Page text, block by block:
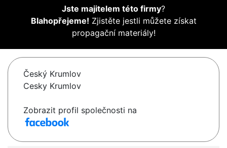
Jste majitelem této firmy?
Blahopřejeme! Zjistěte jestli můžete získat
propagační materiály!
Český Krumlov
Cesky Krumlov
Zobrazit profil společnosti na